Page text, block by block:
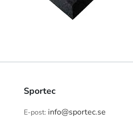
Sportec
E-post: info@sportec.se